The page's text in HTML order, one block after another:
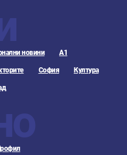
новини А1
София Култура